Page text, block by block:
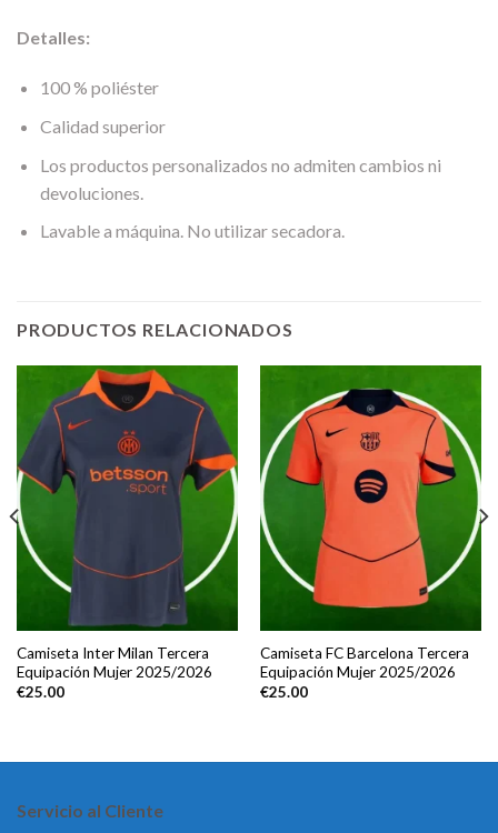
Detalles:
100 % poliéster
Calidad superior
Los productos personalizados no admiten cambios ni
devoluciones.
Lavable a máquina. No utilizar secadora.
PRODUCTOS RELACIONADOS
Camiseta Inter Milan Tercera
Equipación Mujer 2025/2026
€25.00
Camiseta FC Barcelona Tercera
Equipación Mujer 2025/2026
€25.00
Servicio al Cliente